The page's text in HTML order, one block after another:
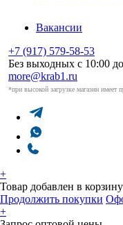
Вакансии
+7 (917) 579-58-53
Без выходных с 10:00
more@krab1.ru
*при высокой загрузке магазин имеет
+
Товар добавлен в корзину
Продолжить покупки
+